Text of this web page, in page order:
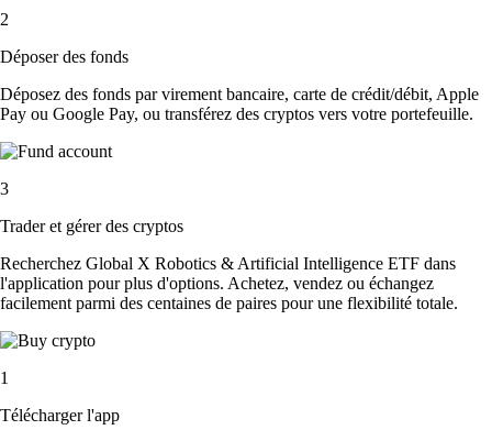
2
Déposer des fonds
Déposez des fonds par virement bancaire, carte de crédit/débit, Apple
Pay ou Google Pay, ou transférez des cryptos vers votre portefeuille.
3
Trader et gérer des cryptos
Recherchez Global X Robotics & Artificial Intelligence ETF dans
l'application pour plus d'options. Achetez, vendez ou échangez
facilement parmi des centaines de paires pour une flexibilité totale.
1
Télécharger l'app